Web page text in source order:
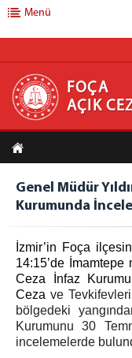
FOÇA AÇIK
Anasayfa
Kurum Müdürü
Ambar Birimi
Gözetim ve Güvenlik
Mektup Okuma Birimi
İnfaz Kalemi Birimi
Psiko-Sosyal Servis
Sağlık Birimi
Menü
FOÇA
AÇIK
Genel Müdür
Kurumunda
İzmir’in Foça
14:15’de
Ceza İnfaz
Ceza ve
bölgedeki
Kurumunu 30
incelemelerde